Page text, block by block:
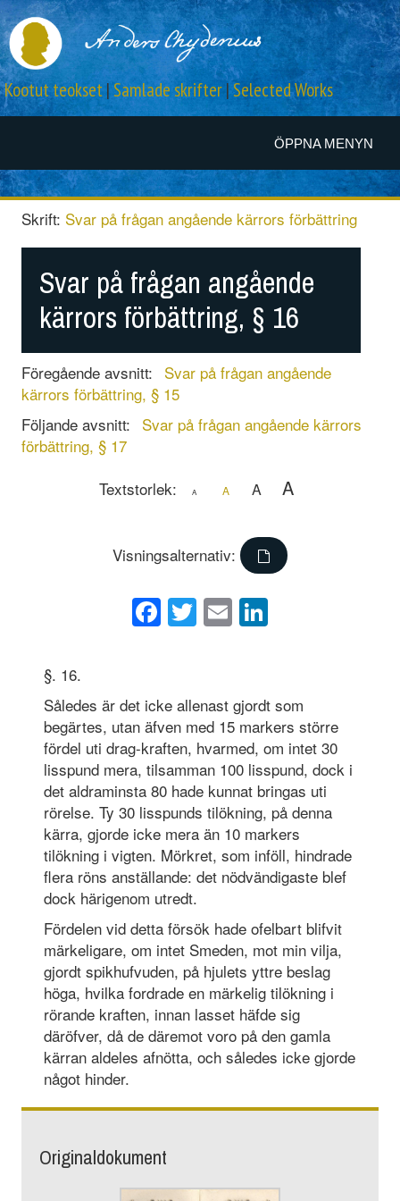
ÖPPNA MENYN
Kootut teokset|Samlade skrifter|Selected Works
Skrift: Svar på frågan angående kärrors förbättring
Svar på frågan angående
kärrors förbättring, § 16
Föregående avsnitt: Svar på frågan angående
kärrors förbättring, § 15
Följande avsnitt: Svar på frågan angående kärrors
förbättring, § 17
Textstorlek:
A A A A
Visningsalternativ:
Facebook
Twitter
Email
§. 16.
Således är det icke allenast gjordt som
begärtes, utan äfven med 15 markers större
fördel uti drag-kraften, hvarmed, om intet 30
lisspund mera, tilsamman 100 lisspund, dock i
det aldraminsta 80 hade kunnat bringas uti
rörelse. Ty 30 lisspunds tilökning, på denna
kärra, gjorde icke mera än 10 markers
tilökning i vigten. Mörkret, som inföll, hindrade
flera röns anställande: det nödvändigaste blef
dock härigenom utredt.
Fördelen vid detta försök hade ofelbart blifvit
märkeligare, om intet Smeden, mot min vilja,
gjordt spikhufvuden, på hjulets yttre beslag
höga, hvilka fordrade en märkelig tilökning i
rörande kraften, innan lasset häfde sig
däröfver, då de däremot voro på den gamla
kärran aldeles afnötta, och således icke gjorde
något hinder.
Originaldokument